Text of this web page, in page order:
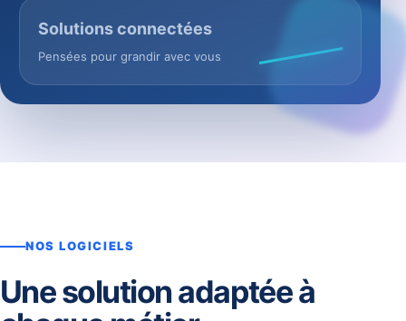
Solutions connectées
Pensées pour grandir avec vous
NOS LOGICIELS
Une solution adaptée à